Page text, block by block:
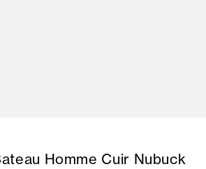
Homme Cuir Nubuck